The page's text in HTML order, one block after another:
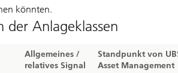
könnten.
der Anlageklassen
Allgemeines /
relatives Signal
Standpunkt von
Asset Management